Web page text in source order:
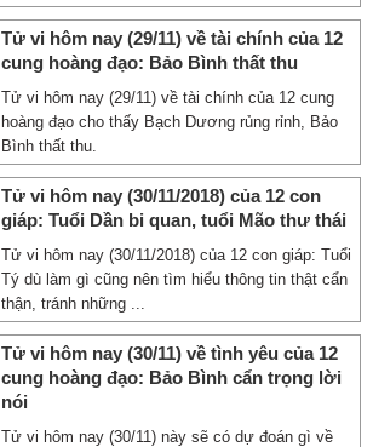
Tử vi hôm nay (29/11) về tài chính của 12
cung hoàng đạo: Bảo Bình thất thu
Tử vi hôm nay (29/11) về tài chính của 12 cung
hoàng đạo cho thấy Bạch Dương rủng rỉnh, Bảo
Bình thất thu.
Tử vi hôm nay (30/11/2018) của 12 con
giáp: Tuổi Dần bi quan, tuổi Mão thư thái
Tử vi hôm nay (30/11/2018) của 12 con giáp: Tuổi
Tý dù làm gì cũng nên tìm hiểu thông tin thật cẩn
thận, tránh những ...
Tử vi hôm nay (30/11) về tình yêu của 12
cung hoàng đạo: Bảo Bình cẩn trọng lời
nói
Tử vi hôm nay (30/11) này sẽ có dự đoán gì về